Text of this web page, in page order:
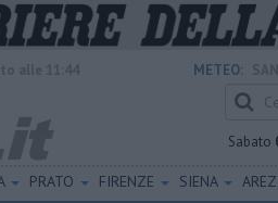
METEO:
Sabato
PRATO FIRENZE SIENA